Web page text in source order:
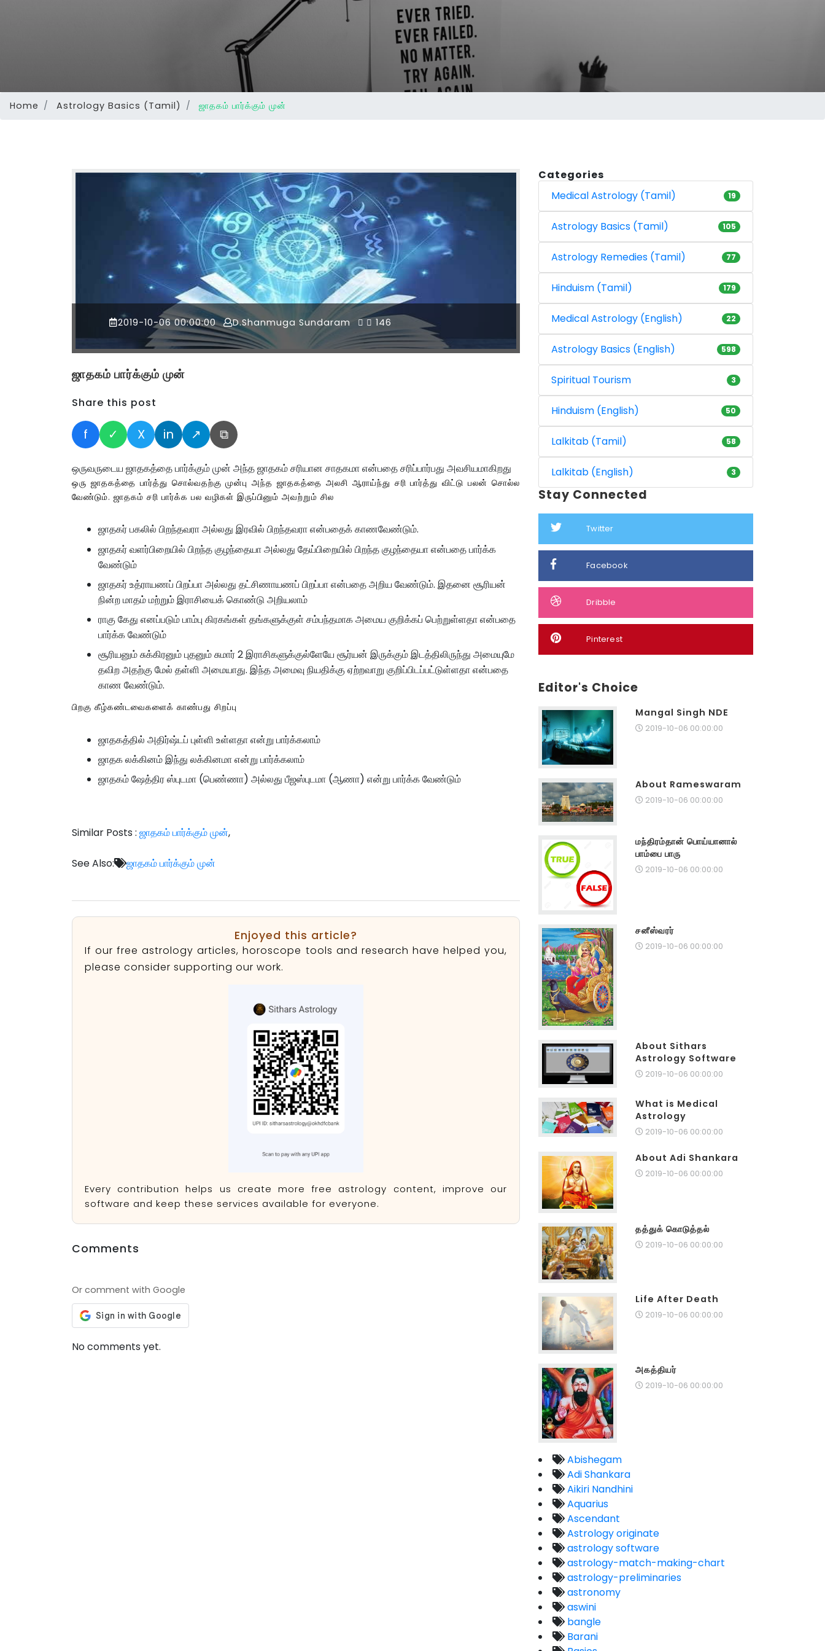
Home Astrology Basics (Tamil) ஜாதகம் பார்க்கும் முன்
2019-10-06 00:00:00 D.Shanmuga Sundaram 146
ஜாதகம் பார்க்கும் முன்
Share this post
f ✓ X in ↗ ⧉
ஒருவருடைய ஜாதகத்தை பார்க்கும் முன் அந்த ஜாதகம் சரியான சாதகமா என்பதை சரிப்பார்பது அவசியமாகிறது
ஒரு ஜாதகத்தை பார்த்து சொல்வதற்கு முன்பு அந்த ஜாதகத்தை அலசி ஆராய்ந்து சரி பார்த்து விட்டு பலன் சொல்ல
வேண்டும். ஜாதகம் சரி பார்க்க பல வழிகள் இருப்பினும் அவற்றும் சில
ஜாதகர் பகலில் பிறந்தவரா அல்லது இரவில் பிறந்தவரா என்பதைக் காணவேண்டும்.
ஜாதகர் வளர்பிறையில் பிறந்த குழந்தையா அல்லது தேய்பிறையில் பிறந்த குழந்தையா என்பதை பார்க்க
வேண்டும்
ஜாதகர் உத்ராயணப் பிறப்பா அல்லது தட்சிணாயணப் பிறப்பா என்பதை அறிய வேண்டும். இதனை சூரியன்
நின்ற மாதம் மற்றும் இராசியைக் கொண்டு அறியலாம்
ராகு கேது எனப்படும் பாம்பு கிரகங்கள் தங்களுக்குள் சம்பந்தமாக அமைய குறிக்கப் பெற்றுள்ளதா என்பதை
பார்க்க வேண்டும்
சூரியனும் சுக்கிரனும் புதனும் சுமார் 2 இராசிகளுக்குல்ளேயே சூர்யன் இருக்கும் இடத்திலிருந்து அமையுமே
தவிற அதற்கு மேல் தள்ளி அமையாது. இந்த அமைவு நியதிக்கு ஏற்றவாறு குறிப்பிடப்பட்டுள்ளதா என்பதை
காண வேண்டும்.
பிறகு கீழ்கண்டவைகளைக் காண்பது சிறப்பு
ஜாதகத்தில் அதிர்ஷ்டப் புள்ளி உள்ளதா என்று பார்க்கலாம்
ஜாதக லக்கினம் இந்து லக்கினமா என்று பார்க்கலாம்
ஜாதகம் ஷேத்திர ஸ்புடமா (பெண்ணா) அல்லது பீஜஸ்புடமா (ஆணா) என்று பார்க்க வேண்டும்
Similar Posts : ஜாதகம் பார்க்கும் முன்,
See Also: ஜாதகம் பார்க்கும் முன்
Enjoyed this article?
If our free astrology articles, horoscope tools and research have helped you,
please consider supporting our work.
Every contribution helps us create more free astrology content, improve our
software and keep these services available for everyone.
Comments
Or comment with Google
No comments yet.
Categories
Medical Astrology (Tamil)
19
Astrology Basics (Tamil) 105
Astrology Remedies (Tamil) 77
Hinduism (Tamil) 179
Medical Astrology (English) 22
Astrology Basics (English) 598
Spiritual Tourism 3
Hinduism (English) 50
Lalkitab (Tamil) 58
Lalkitab (English) 3
Stay Connected
Twitter
Facebook
Dribble
Pinterest
Editor's Choice
Mangal Singh NDE
2019-10-06 00:00:00
About Rameswaram
2019-10-06 00:00:00
மந்திரம்தான் பொய்யானால்
பாம்பை பாரு
2019-10-06 00:00:00
சனீஸ்வரர்
2019-10-06 00:00:00
About Sithars
Astrology Software
2019-10-06 00:00:00
What is Medical
Astrology
2019-10-06 00:00:00
About Adi Shankara
2019-10-06 00:00:00
தத்துக் கொடுத்தல்
2019-10-06 00:00:00
Life After Death
2019-10-06 00:00:00
அகத்தியர்
2019-10-06 00:00:00
Abishegam
Adi Shankara
Aikiri Nandhini
Aquarius
Ascendant
Astrology originate
astrology software
astrology-match-making-chart
astrology-preliminaries
astronomy
aswini
bangle
Barani